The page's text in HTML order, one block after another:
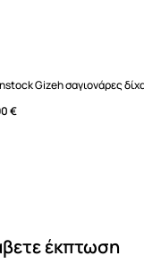
€
έκπτωση